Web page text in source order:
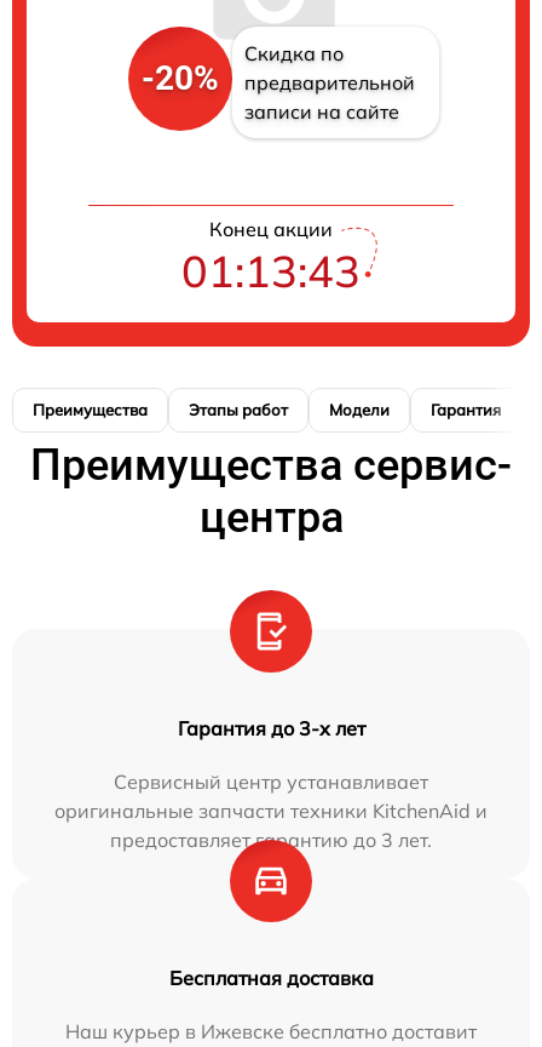
-20%
Скидка по
предварительной
записи на сайте
Конец акции
01:13:42
Преимущества Этапы работ Модели Гарантия
Преимущества сервис-
центра
Гарантия до 3-х лет
Сервисный центр устанавливает
оригинальные запчасти техники KitchenAid и
предоставляет гарантию до 3 лет.
Бесплатная доставка
Наш курьер в Ижевске бесплатно доставит